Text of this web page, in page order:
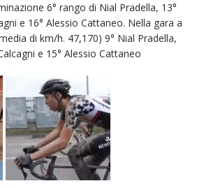
6° rango di Nial Pradella, 13°
e 16° Alessio Cattaneo. Nella gara a
di km/h. 47,170) 9° Nial Pradella,
e 15° Alessio Cattaneo